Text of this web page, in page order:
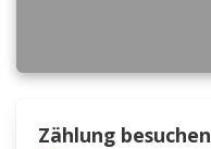
Zählung besuchen